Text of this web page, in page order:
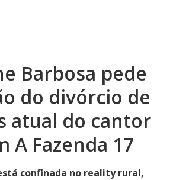
Barbosa pede
do divórcio de
atual do cantor
A Fazenda 17
confinada no reality rural,